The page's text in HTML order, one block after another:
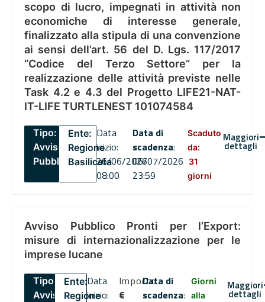
scopo di lucro, impegnati in attività non
economiche di interesse generale,
finalizzato alla stipula di una convenzione
ai sensi dell’art. 56 del D. Lgs. 117/2017
“Codice del Terzo Settore” per la
realizzazione delle attività previste nelle
Task 4.2 e 4.3 del Progetto LIFE21-NAT-
IT-LIFE TURTLENEST 101074584
Tipo:
Avviso
Pubblico
Ente:
Regione
Basilicata
Data
inizio:
26/06/2026
08:00
Data di
scadenza:
06/07/2026
23:59
Scaduto
da:
31
giorni
Maggiori
dettagli
Avviso Pubblico Pronti per l’Export:
misure di internazionalizzazione per le
imprese lucane
Tipo:
Avviso
Ente:
Regione
Data
inizio:
Importo
€
Data di
scadenza:
Giorni
alla
Maggiori
dettagli